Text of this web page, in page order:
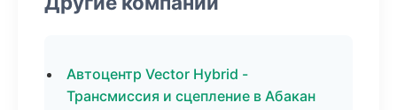
Автоцентр Vector Hybrid -
Трансмиссия и сцепление в Абакан